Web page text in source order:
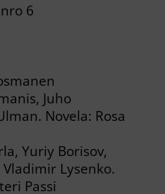
6
Juho
Novela: Rosa
Yuriy Borisov,
Lysenko.
Passi